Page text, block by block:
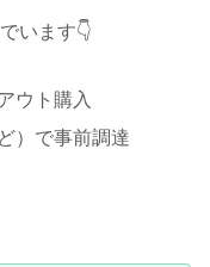
います👇
ウト購入
）で事前調達